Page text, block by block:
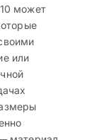
может
или